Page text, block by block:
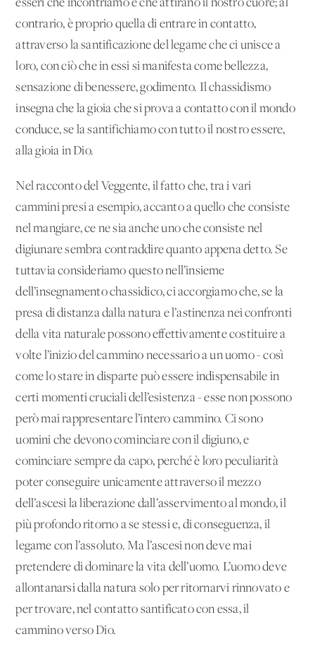
esseri che incontriamo e che attirano il nostro cuore; al
contrario, è proprio quella di entrare in contatto,
attraverso la santificazione del legame che ci unisce a
loro, con ciò che in essi si manifesta come bellezza,
sensazione di benessere, godimento. Il chassidismo
insegna che la gioia che si prova a contatto con il mondo
conduce, se la santifichiamo con tutto il nostro essere,
alla gioia in Dio.
Nel racconto del Veggente, il fatto che, tra i vari
cammini presi a esempio, accanto a quello che consiste
nel mangiare, ce ne sia anche uno che consiste nel
digiunare sembra contraddire quanto appena detto. Se
tuttavia consideriamo questo nell’insieme
dell’insegnamento chassidico, ci accorgiamo che, se la
presa di distanza dalla natura e l’astinenza nei confronti
della vita naturale possono effettivamente costituire a
volte l’inizio del cammino necessario a un uomo - così
come lo stare in disparte può essere indispensabile in
certi momenti cruciali dell’esistenza - esse non possono
però mai rappresentare l’intero cammino. Ci sono
uomini che devono cominciare con il digiuno, e
cominciare sempre da capo, perché è loro peculiarità
poter conseguire unicamente attraverso il mezzo
dell’ascesi la liberazione dall’asservimento al mondo, il
più profondo ritorno a se stessi e, di conseguenza, il
legame con l’assoluto. Ma l’ascesi non deve mai
pretendere di dominare la vita dell’uomo. L’uomo deve
allontanarsi dalla natura solo per ritornarvi rinnovato e
per trovare, nel contatto santificato con essa, il
cammino verso Dio.